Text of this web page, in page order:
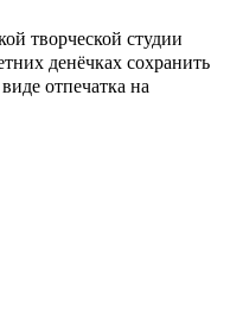
творческой студии
денёчках сохранить
отпечатка на